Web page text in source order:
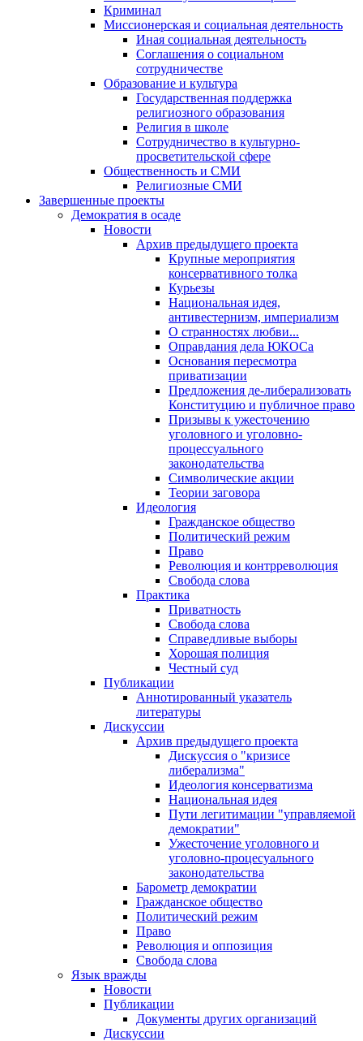
Криминал
Миссионерская и социальная деятельность
Иная социальная деятельность
Соглашения о социальном
сотрудничестве
Образование и культура
Государственная поддержка
религиозного образования
Религия в школе
Сотрудничество в культурно-
просветительской сфере
Общественность и СМИ
Религиозные СМИ
Завершенные проекты
Демократия в осаде
Новости
Архив предыдущего проекта
Крупные мероприятия
консервативного толка
Курьезы
Национальная идея,
антивестернизм, империализм
О странностях любви...
Оправдания дела ЮКОСа
Основания пересмотра
приватизации
Предложения де-либерализовать
Конституцию и публичное право
Призывы к ужесточению
уголовного и уголовно-
процессуального
законодательства
Символические акции
Теории заговора
Идеология
Гражданское общество
Политический режим
Право
Революция и контрреволюция
Свобода слова
Практика
Приватность
Свобода слова
Справедливые выборы
Хорошая полиция
Честный суд
Публикации
Аннотированный указатель
литературы
Дискуссии
Архив предыдущего проекта
Дискуссия о "кризисе
либерализма"
Идеология консерватизма
Национальная идея
Пути легитимации "управляемой
демократии"
Ужесточение уголовного и
уголовно-процесуального
законодательства
Барометр демократии
Гражданское общество
Политический режим
Право
Революция и оппозиция
Свобода слова
Язык вражды
Новости
Публикации
Документы других организаций
Дискуссии